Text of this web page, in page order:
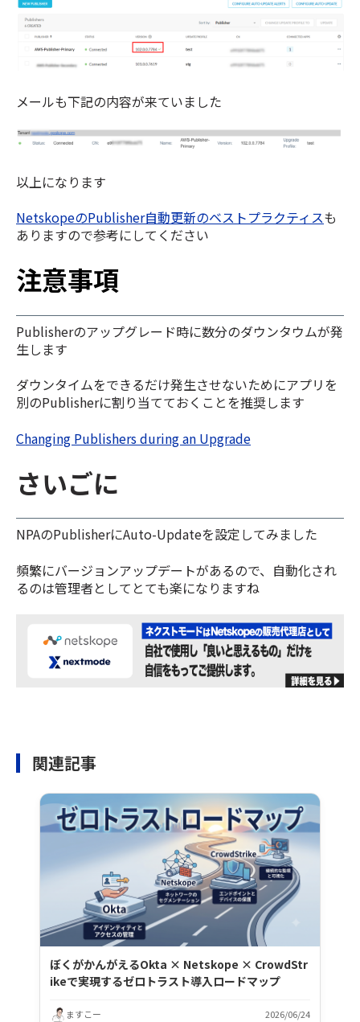
メールも下記の内容が来ていました
以上になります
NetskopeのPublisher自動更新のベストプラクティスも
ありますので参考にしてください
注意事項
Publisherのアップグレード時に数分のダウンタウムが発
生します
ダウンタイムをできるだけ発生させないためにアプリを
別のPublisherに割り当てておくことを推奨します
Changing Publishers during an Upgrade
さいごに
NPAのPublisherにAuto-Updateを設定してみました
頻繁にバージョンアップデートがあるので、自動化され
るのは管理者としてとても楽になりますね
関連記事
ぼくがかんがえるOkta × Netskope × CrowdStr
ikeで実現するゼロトラスト導入ロードマップ
ますこー 2026/06/24